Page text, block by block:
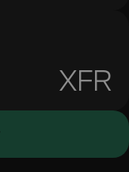
XFR